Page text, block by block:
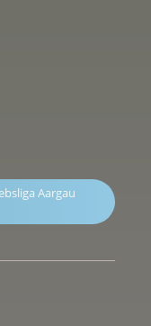
Aargau